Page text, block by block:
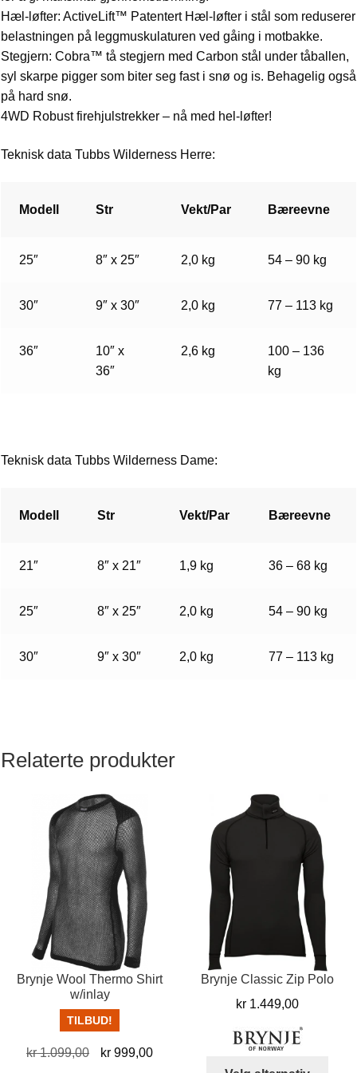
Hæl-løfter: ActiveLift™ Patentert Hæl-løfter i stål som reduserer
belastningen på leggmuskulaturen ved gåing i motbakke.
Stegjern: Cobra™ tå stegjern med Carbon stål under tåballen,
syl skarpe pigger som biter seg fast i snø og is. Behagelig også
på hard snø.
4WD Robust firehjulstrekker – nå med hel-løfter!
Teknisk data Tubbs Wilderness Herre:
Modell Str Vekt/Par Bæreevne
25″ 8″ x 25″ 2,0 kg 54 – 90 kg
30″ 9″ x 30″ 2,0 kg 77 – 113 kg
36″
10″ x
36″
2,6 kg
100 – 136
kg
Teknisk data Tubbs Wilderness Dame:
Modell Str Vekt/Par Bæreevne
21″ 8″ x 21″ 1,9 kg 36 – 68 kg
25″ 8″ x 25″ 2,0 kg 54 – 90 kg
30″ 9″ x 30″ 2,0 kg 77 – 113 kg
Relaterte produkter
Brynje Wool Thermo Shirt
w/inlay
TILBUD!
kr1.099,00
Opprinnelig
kr999,00Nåværende
Brynje Classic Zip Polo
kr 1.449,00